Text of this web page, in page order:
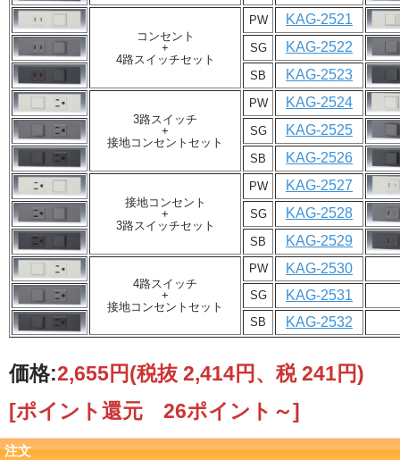
コンセント
+
4路スイッチセット
PW KAG-2521
SG KAG-2522
SB KAG-2523
3路スイッチ
+
接地コンセントセット
PW KAG-2524
SG KAG-2525
SB KAG-2526
接地コンセント
+
3路スイッチセット
PW KAG-2527
SG KAG-2528
SB KAG-2529
4路スイッチ
+
接地コンセントセット
PW KAG-2530
SG KAG-2531
SB KAG-2532
価格:2,655円(税抜 2,414円、税 241円)
[ポイント還元 26ポイント～]
注文